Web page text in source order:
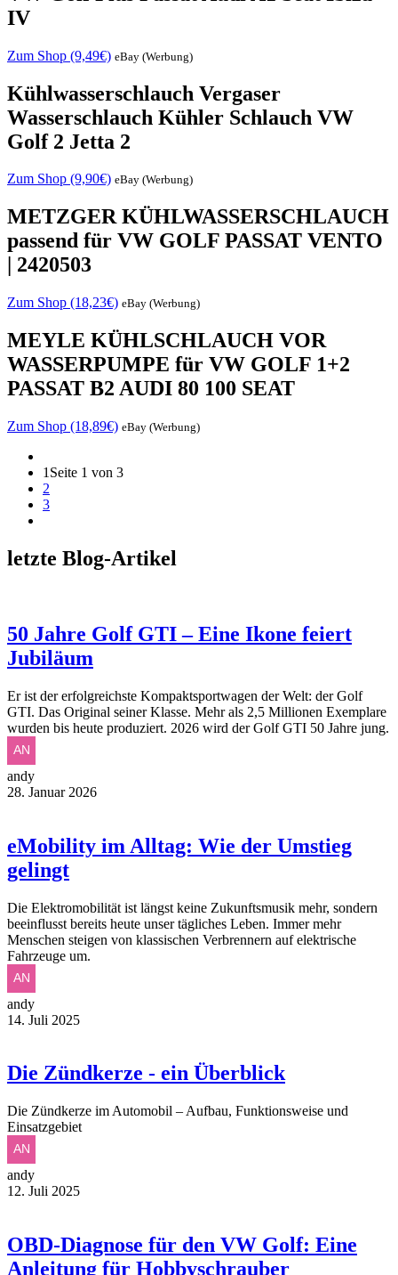
IV
Zum Shop (9,49€) eBay (Werbung)
Kühlwasserschlauch Vergaser
Wasserschlauch Kühler Schlauch VW
Golf 2 Jetta 2
Zum Shop (9,90€) eBay (Werbung)
METZGER KÜHLWASSERSCHLAUCH
passend für VW GOLF PASSAT VENTO
| 2420503
Zum Shop (18,23€) eBay (Werbung)
MEYLE KÜHLSCHLAUCH VOR
WASSERPUMPE für VW GOLF 1+2
PASSAT B2 AUDI 80 100 SEAT
Zum Shop (18,89€) eBay (Werbung)
1 Seite 1 von 3
2
3
letzte Blog-Artikel
50 Jahre Golf GTI – Eine Ikone feiert
Jubiläum
Er ist der erfolgreichste Kompaktsportwagen der Welt: der Golf
GTI. Das Original seiner Klasse. Mehr als 2,5 Millionen Exemplare
wurden bis heute produziert. 2026 wird der Golf GTI 50 Jahre jung.
andy
28. Januar 2026
eMobility im Alltag: Wie der Umstieg
gelingt
Die Elektromobilität ist längst keine Zukunftsmusik mehr, sondern
beeinflusst bereits heute unser tägliches Leben. Immer mehr
Menschen steigen von klassischen Verbrennern auf elektrische
Fahrzeuge um.
andy
14. Juli 2025
Die Zündkerze - ein Überblick
Die Zündkerze im Automobil – Aufbau, Funktionsweise und
Einsatzgebiet
andy
12. Juli 2025
OBD-Diagnose für den VW Golf: Eine
Anleitung für Hobbyschrauber